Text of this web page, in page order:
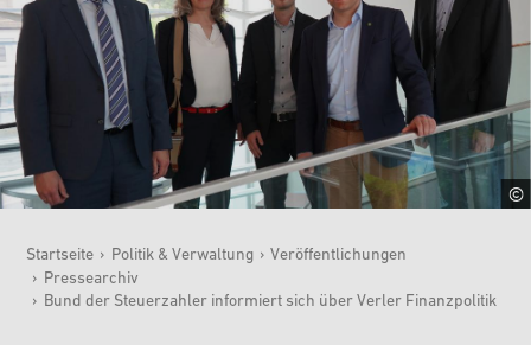
Sie sind hier:
Startseite › Politik & Verwaltung › Veröffentlichungen
› Pressearchiv
› Bund der Steuerzahler informiert sich über Verler Finanzpolitik